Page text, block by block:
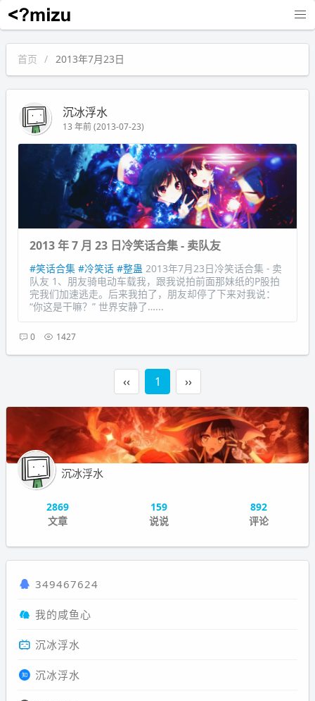
沉冰浮水
首页 2013年7月23日
沉冰浮水
13 年前 (2013-07-23)
2013 年 7 月 23 日冷笑话合集 - 卖队友
#笑话合集 #冷笑话 #整蛊 2013年7月23日冷笑话合集 - 卖
队友 1、朋友骑电动车载我，跟我说拍前面那妹纸的P股拍
完我们加速逃走。后来我拍了，朋友却停了下来对我说：
“你这是干嘛？” 世界安静了…...
0 1427
‹‹ 1 ››
沉冰浮水
2869
文章
159
说说
892
评论
349467624
我的咸鱼心
沉冰浮水
沉冰浮水